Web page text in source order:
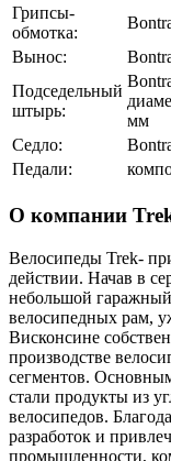
Грипсы-
обмотка:
Вынос:
Подседельный
штырь:
мм
Седло:
Педали:
О компании
Велосипеды Trek-
действии. Начав в
небольшой
велосипедных рам,
Висконсине
производстве
сегментов.
стали продукты из
велосипедов.
разработок и
промышленности,